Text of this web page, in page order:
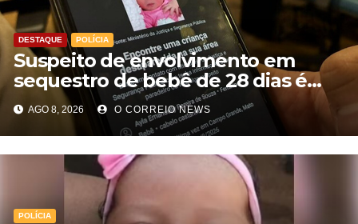
DESTAQUE POLÍCIA
Suspeito de envolvimento em
sequestro de bebê de 28 dias é
preso na Capital
AGO 8, 2026 O CORREIO NEWS
POLÍCIA